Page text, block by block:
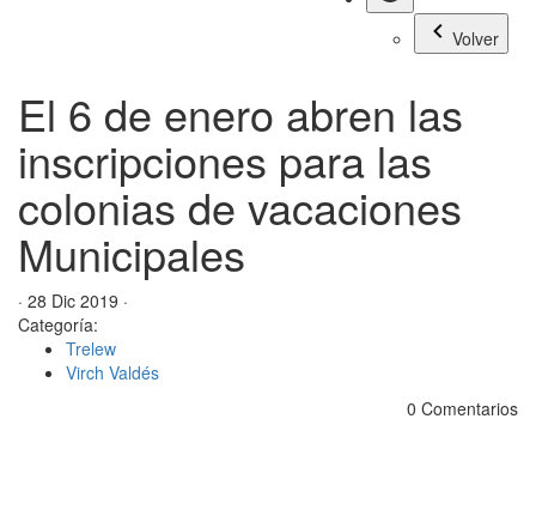
Volver
El 6 de enero abren las
inscripciones para las
colonias de vacaciones
Municipales
· 28 Dic 2019 ·
Categoría:
Trelew
Virch Valdés
0 Comentarios